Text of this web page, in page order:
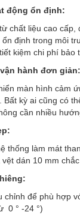
động ổn định:
chất liệu cao cấp,
định trong môi
kiệm chi phí bảo
hành đơn giản:
màn hình cảm
Bất kỳ ai cũng có
cần nhiều
thống làm mát
dán 10 mm
chỉnh để phù hợp
0 ° -24 °)